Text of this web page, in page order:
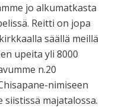
jo alkumatkasta
Reitti on jopa
säällä meillä
upeita yli 8000
n.20
nimiseen
siistissä majatalossa.